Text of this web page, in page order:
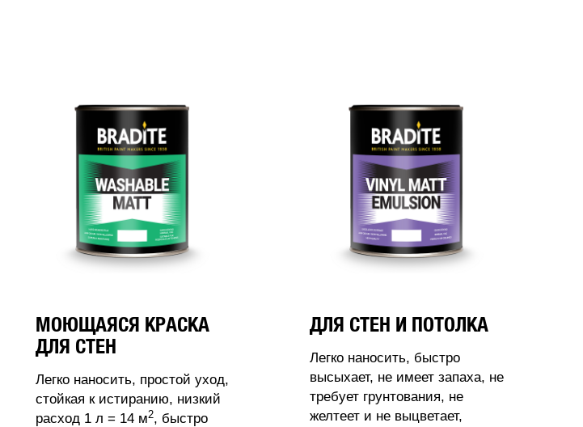
МОЮЩАЯСЯ КРАСКА
ДЛЯ СТЕН
Легко наносить, простой уход,
стойкая к истиранию, низкий
расход 1 л = 14 м2, быстро
ДЛЯ СТЕН И ПОТОЛКА
Легко наносить, быстро
высыхает, не имеет запаха, не
требует грунтования, не
желтеет и не выцветает,